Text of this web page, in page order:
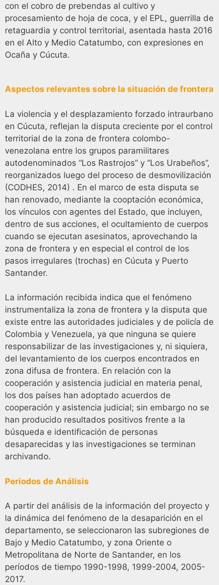
con el cobro de prebendas al cultivo y
procesamiento de hoja de coca, y el EPL, guerrilla de
retaguardia y control territorial, asentada hasta 2016
en el Alto y Medio Catatumbo, con expresiones en
Ocaña y Cúcuta.
Aspectos relevantes sobre la situación de frontera
La violencia y el desplazamiento forzado intraurbano
en Cúcuta, reflejan la disputa creciente por el control
territorial de la zona de frontera colombo-
venezolana entre los grupos paramilitares
autodenominados “Los Rastrojos” y “Los Urabeños”,
reorganizados luego del proceso de desmovilización
(CODHES, 2014) . En el marco de esta disputa se
han renovado, mediante la cooptación económica,
los vínculos con agentes del Estado, que incluyen,
dentro de sus acciones, el ocultamiento de cuerpos
cuando se ejecutan asesinatos, aprovechando la
zona de frontera y en especial el control de los
pasos irregulares (trochas) en Cúcuta y Puerto
Santander.
La información recibida indica que el fenómeno
instrumentaliza la zona de frontera y la disputa que
existe entre las autoridades judiciales y de policía de
Colombia y Venezuela, ya que ninguna se quiere
responsabilizar de las investigaciones y, ni siquiera,
del levantamiento de los cuerpos encontrados en
zona difusa de frontera. En relación con la
cooperación y asistencia judicial en materia penal,
los dos países han adoptado acuerdos de
cooperación y asistencia judicial; sin embargo no se
han producido resultados positivos frente a la
búsqueda e identificación de personas
desaparecidas y las investigaciones se terminan
archivando.
Periodos de Análisis
A partir del análisis de la información del proyecto y
la dinámica del fenómeno de la desaparición en el
departamento, se seleccionaron las subregiones de
Bajo y Medio Catatumbo, y zona Oriente o
Metropolitana de Norte de Santander, en los
períodos de tiempo 1990-1998, 1999-2004, 2005-
2017.